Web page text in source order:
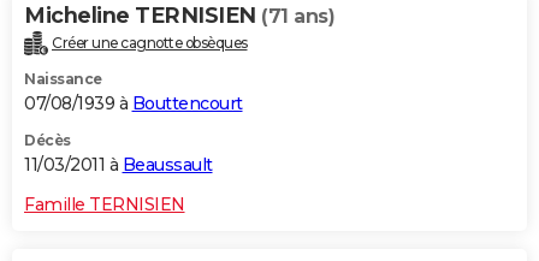
Micheline TERNISIEN (71 ans)
Créer une cagnotte obsèques
Naissance
07/08/1939 à Bouttencourt
Décès
11/03/2011 à Beaussault
Famille TERNISIEN